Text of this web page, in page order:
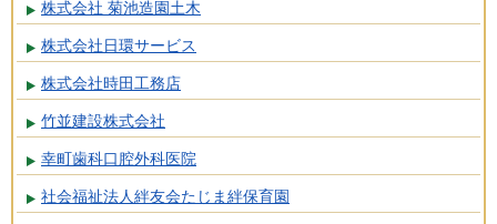
株式会社 菊池造園土木
株式会社日環サービス
株式会社時田工務店
竹並建設株式会社
幸町歯科口腔外科医院
社会福祉法人絆友会たじま絆保育園